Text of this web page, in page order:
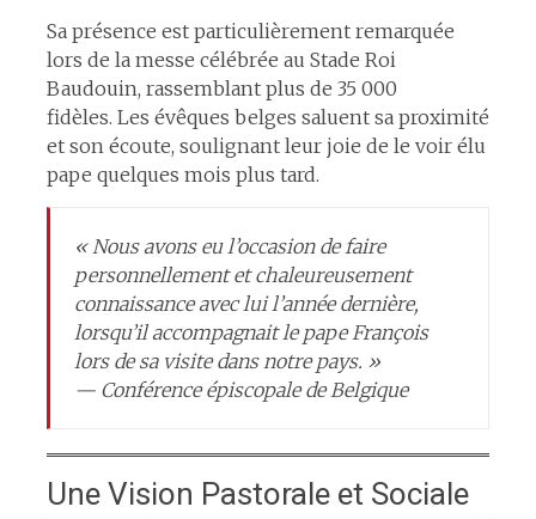
Sa présence est particulièrement remarquée
lors de la messe célébrée au Stade Roi
Baudouin, rassemblant plus de 35 000
fidèles. Les évêques belges saluent sa proximité
et son écoute, soulignant leur joie de le voir élu
pape quelques mois plus tard.​
« Nous avons eu l’occasion de faire
personnellement et chaleureusement
connaissance avec lui l’année dernière,
lorsqu’il accompagnait le pape François
lors de sa visite dans notre pays. »
— Conférence épiscopale de Belgique​
Une Vision Pastorale et Sociale